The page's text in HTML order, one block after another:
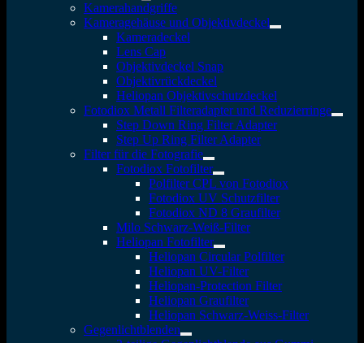
Kamerahandgriffe
Kameragehäuse und Objektivdeckel
Kameradeckel
Lens Cap
Objektivdeckel Snap
Objektivrückdeckel
Heliopan Objektivschutzdeckel
Fotodiox Metall Filteradapter und Reduzierringe
Step Down Ring Filter Adapter
Step Up Ring Filter Adapter
Filter für die Fotografie
Fotodiox Fotofilter
Polfilter CPL von Fotodiox
Fotodiox UV Schutzfilter
Fotodiox ND 8 Graufilter
Milo Schwarz-Weiß-Filter
Heliopan Fotofilter
Heliopan Circular Polfilter
Heliopan UV-Filter
Heliopan-Protection Filter
Heliopan Graufilter
Heliopan Schwarz-Weiss-Filter
Gegenlichtblenden